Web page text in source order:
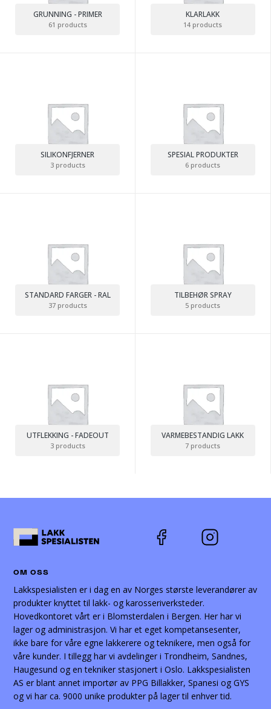
GRUNNING - PRIMER
61 products
KLARLAKK
14 products
SILIKONFJERNER
3 products
SPESIAL PRODUKTER
6 products
STANDARD FARGER - RAL
37 products
TILBEHØR SPRAY
5 products
UTFLEKKING - FADEOUT
3 products
VARMEBESTANDIG LAKK
7 products
OM OSS
Lakkspesialisten er i dag en av Norges største leverandører av
produkter knyttet til lakk- og karosseriverksteder.
Hovedkontoret vårt er i Blomsterdalen i Bergen. Her har vi
lager og administrasjon. Vi har et eget kompetansesenter,
ikke bare for våre egne lakkerere og teknikere, men også for
våre kunder. I tillegg har vi avdelinger i Trondheim, Sandnes,
Haugesund og en tekniker stasjonert i Oslo. Lakkspesialisten
AS er blant annet importør av PPG Billakker, Spanesi og GYS
og vi har ca. 9000 unike produkter på lager til enhver tid.